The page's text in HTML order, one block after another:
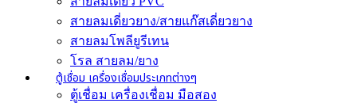
สายลมเดี่ยวยาง/สายแก๊สเดี่ยวยาง
สายลมโพลียูรีเทน
โรล สายลม/ยาง
ตู้เชื่อม เครื่องเชื่อมประเภทต่างๆ
ตู้เชื่อม เครื่องเชื่อม มือสอง